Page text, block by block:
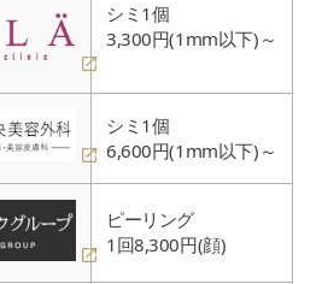
シミ1個
3,300円(1mm以下)～
シミ1個
6,600円(1mm以下)～
ピーリング
1回8,300円(顔)